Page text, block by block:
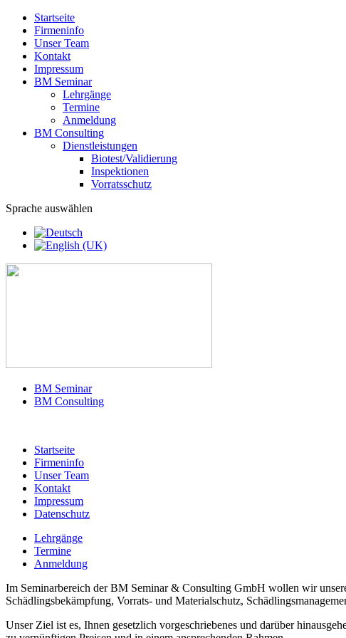
Startseite
Firmeninfo
Unser Team
Kontakt
Impressum
BM Seminar
Lehrgänge
Termine
Anmeldung
BM Consulting
Dienstleistungen
Biotest/Validierung
Inspektionen
Vorratsschutz
Sprache auswählen
BM Seminar
BM Consulting
Startseite
Firmeninfo
Unser Team
Kontakt
Impressum
Datenschutz
Lehrgänge
Termine
Anmeldung
Im Seminarbereich der BM Seminar & Consulting GmbH wollen wir
Schädlingsbekämpfung, Vorrats- und Materialschutz,
Unser Ziel ist es, Ihnen gesetzlich vorgeschriebenes und darüber